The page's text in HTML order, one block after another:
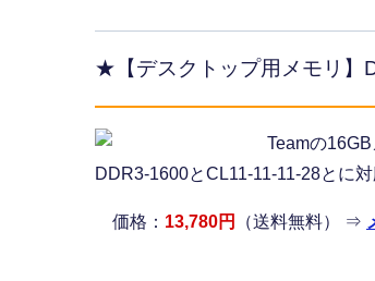
★【デスクトップ用メモリ】
Teamの16GB
DDR3-1600とCL11-11-11-28とに
価格： 13,780円 （送料無料） ⇒